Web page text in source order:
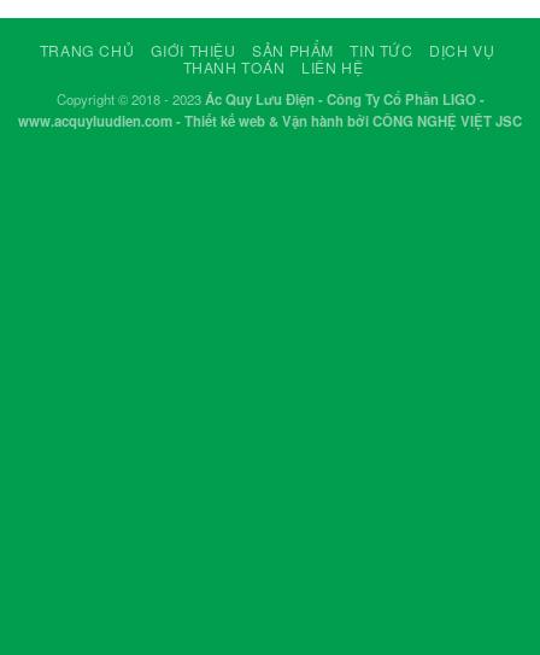
TRANG CHỦ GIỚI THIỆU SẢN PHẨM TIN TỨC
DỊCH VỤ
THANH TOÁN
LIÊN HỆ
Copyright © 2018 - 2023Ác Quy Lưu Điện - Công Ty Cổ Phần LIGO -
www.acquyluudien.com - Thiết kế web & Vận hành bởi CÔNG NGHỆ VIỆT JSC